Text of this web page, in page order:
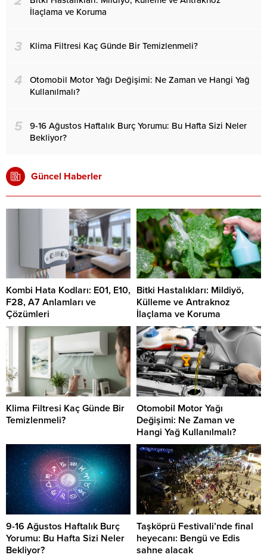
İlaçlama ve Koruma
3 Klima Filtresi Kaç Günde Bir Temizlenmeli?
4
Otomobil Motor Yağı Değişimi: Ne Zaman ve Hangi Yağ
Kullanılmalı?
5
9-16 Ağustos Haftalık Burç Yorumu: Bu Hafta Sizi Neler
Bekliyor?
Güncel Haberler
Kombi Hata Kodları: E01, E10,
F28, A7 Anlamları ve
Çözümleri
Bitki Hastalıkları: Mildiyö,
Külleme ve Antraknoz
İlaçlama ve Koruma
Klima Filtresi Kaç Günde Bir
Temizlenmeli?
Otomobil Motor Yağı
Değişimi: Ne Zaman ve
Hangi Yağ Kullanılmalı?
9-16 Ağustos Haftalık Burç
Yorumu: Bu Hafta Sizi Neler
Bekliyor?
Taşköprü Festivali’nde final
heyecanı: Bengü ve Edis
sahne alacak